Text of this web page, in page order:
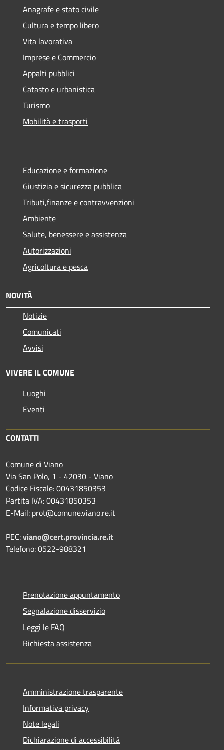
Anagrafe e stato civile
Cultura e tempo libero
Vita lavorativa
Imprese e Commercio
Appalti pubblici
Catasto e urbanistica
Turismo
Mobilità e trasporti
Educazione e formazione
Giustizia e sicurezza pubblica
Tributi,finanze e contravvenzioni
Ambiente
Salute, benessere e assistenza
Autorizzazioni
Agricoltura e pesca
NOVITÀ
Notizie
Comunicati
Avvisi
VIVERE IL COMUNE
Luoghi
Eventi
CONTATTI
Comune di Viano
Via San Polo, 1 - 42030 - Viano
Codice Fiscale: 00431850353
Partita IVA: 00431850353
E-Mail: prot@comune.viano.re.it
PEC:viano@cert.provincia.re.it
Telefono: 0522-988321
Prenotazione appuntamento
Segnalazione disservizio
Leggi le FAQ
Richiesta assistenza
Amministrazione trasparente
Informativa privacy
Note legali
Dichiarazione di accessibilità